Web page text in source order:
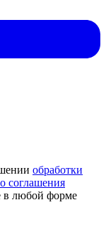
обработки
соглашения
в любой форме